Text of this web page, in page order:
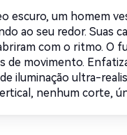
escuro, um homem
ao seu redor. Suas
com o ritmo. O
de movimento.
iluminação ultra-
nenhum corte,